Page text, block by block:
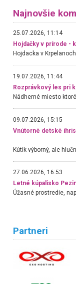
Najnovšie
25.07.2026, 11:14
Hojdačky v prírode -
19.07.2026, 11:44
Rozprávkový les pri
09.07.2026, 15:15
Vnútorné detské
27.06.2026, 16:53
Letné kúpalisko
Partneri